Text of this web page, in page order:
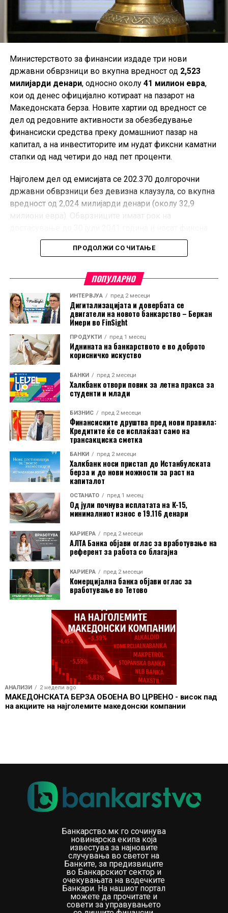
на 16,4 евра.
Извор:Finansije.hr
Министерството за финансии издаде три нови
државни обврзници во вкупна вредност од 2,523
милијарди денари, односно околу 41 милион евра,
кои од денес официјално котираат на пазарот на
Македонската берза. Новите хартии од вредност се
дел од редовните активности за обезбедување
финансиски средства преку домашниот пазар на
капитал, а на инвеститорите им нудат фиксни каматни
стапки од над четири до над пет проценти.
Најголем дел од емисијата се 202.370 долгорочни
државни обврзници без девизна клаузула, со вкупна
вредност од 2,024 милијарди денари (околу 32,9
милиони евра). Обврзниците имаат рок на
годишна каматна стапка од 5,20 проценти.
тргување и со 37.676 државни обврзници со девизна
клаузула, во вкупна вредност од 376,8 милиони
денари (околу 6,1 милион евра). И овие обврзници
достасуваат во 2041 година, а на инвеститорите им
обезбедуваат фиксна каматна стапка од 5 проценти.
Во котацијата е вклучена и трета емисија на 12.321
државни обврзници без девизна клаузула во
вредност од 123,2 милиони денари (околу 2 милиони
евра). Овие обврзници достасуваат на 30 јули 2029
година, а на инвеститорите им обезбедуваат фиксна
Со издавањето на новите емисии, државата
продолжува да го користи домашниот пазар на
капитал како извор за финансирање, додека
инвеститорите добиваат нови можности за
вложување во државни хартии од вредност со долг
рок на доспевање и однапред утврден принос.
ПРОДОЛЖИ СО ЧИТАЊЕ
ПОПУЛАРНО
ИНТЕРВЈУА пред 2 месеци
Дигитализацијата и довербата се
двигатели на новото банкарство – Беркан
Имери во FinSight
ПРОДУКТИ пред 1 месец
Иднината на банкарството е во доброто
корисничко искуство
БАНКИ пред 2 месеци
Халкбанк отвори повик за летна пракса за
студенти и млади
БИЗНИС пред 2 месеци
Финансиските друштва пред нови правила:
Кредитите ќе се исплаќаат само на
трансакциска сметка
БАНКИ пред 2 месеци
Халкбанк носи пристап до Истанбулската
берза и до нови можности за раст на
капиталот
ОСТАНАТО пред 1 месец
Од јули почнува исплатата на К-15,
минималниот износ е 19.116 денари
КАРИЕРА пред 2 месеци
АЛТА Банка објави оглас за вработување на
референт за работа со благајна
КАРИЕРА пред 2 месеци
Комерцијална банка објави оглас за
вработување во Тетово
АНАЛИЗИ 2 недели ago
МАКЕДОНСКАТА БЕРЗА ОБОЕНА ВО ЦРВЕНО - висок пад
на акциите на најголемите македонски компании
Банкарство.мк го сочинува
новинарска екипа која
известува за најновите
случувања во светот на
Банките, за предизвиците
во Банкарскиот сектор и
очекувањата на водечките
Банкари. На нашиот портал
можете да прочитате и
совети за управувањето